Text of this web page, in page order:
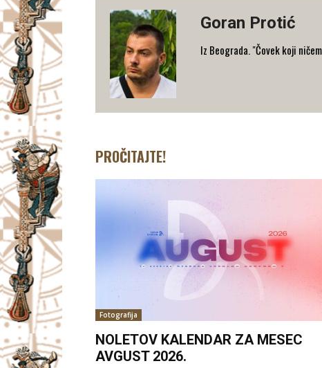
Goran Protić
Iz Beograda. "Čovek koji
PROČITAJTE!
Fotografija
NOLETOV KALENDAR ZA MESEC
AVGUST 2026.